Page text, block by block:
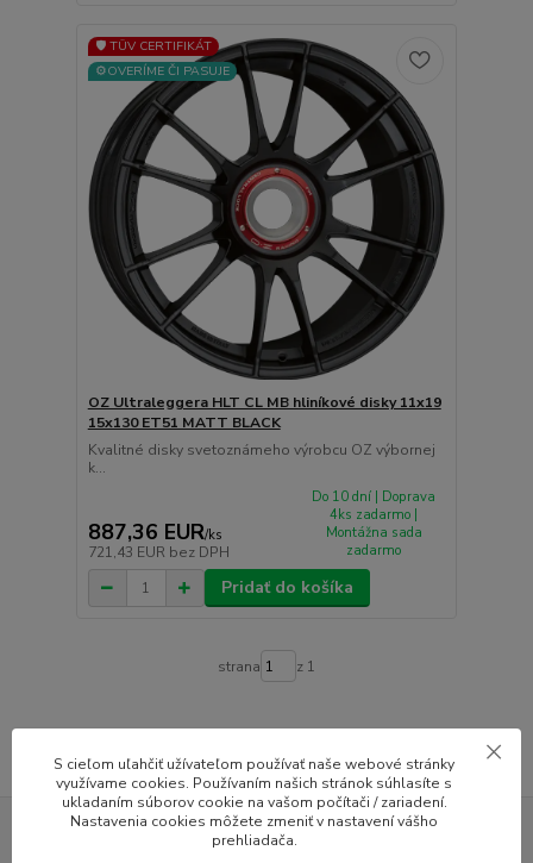
🛡️ TÜV CERTIFIKÁT
⚙️OVERÍME ČI PASUJE
OZ Ultraleggera HLT CL MB hliníkové disky 11x19
15x130 ET51 MATT BLACK
Kvalitné disky svetoznámeho výrobcu OZ výbornej
k...
887,36 EUR/ks
721,43 EUR bez DPH
Do 10 dní | Doprava
4ks zadarmo |
Montážna sada
zadarmo
Pridať do košíka
strana z 1
S cieľom uľahčiť užívateľom používať naše webové stránky
využívame cookies. Používaním našich stránok súhlasíte s
ukladaním súborov cookie na vašom počítači / zariadení.
Nastavenia cookies môžete zmeniť v nastavení vášho
prehliadača.